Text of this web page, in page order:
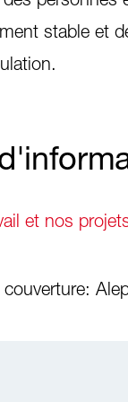
stable et
et nos